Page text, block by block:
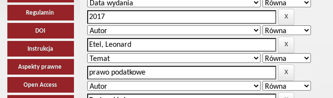
Regulamin
DOI
Instrukcja
Aspekty prawne
Open Access